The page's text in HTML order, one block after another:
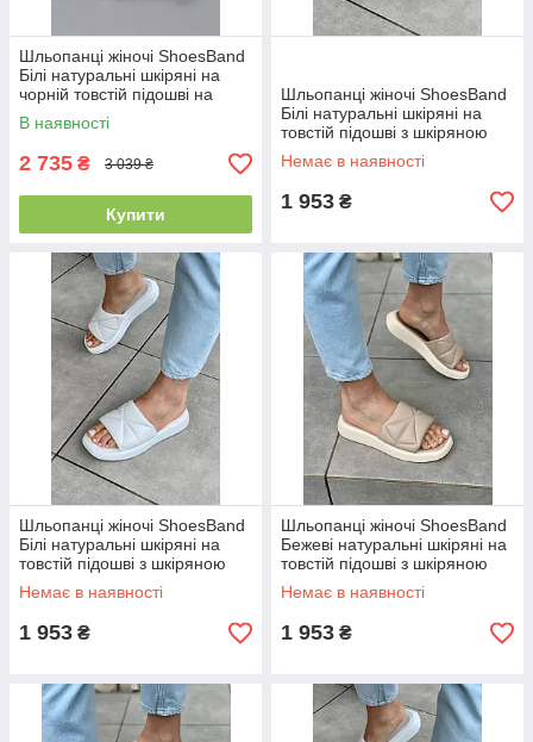
Шльопанці жіночі ShoesBand
Білі натуральні шкіряні на
чорній товстій підошві на
широку ногу 36 (22,5 см)
(66061-1)
В наявності
2 735 ₴ 3 039 ₴
Купити
Шльопанці жіночі ShoesBand
Білі натуральні шкіряні на
товстій підошві з шкіряною
устілкою 38 (24,5 см)
(S87101)
Немає в наявності
1 953 ₴
Шльопанці жіночі ShoesBand
Білі натуральні шкіряні на
товстій підошві з шкіряною
устілкою 41 (27 см) (S87101)
Немає в наявності
1 953 ₴
Шльопанці жіночі ShoesBand
Бежеві натуральні шкіряні на
товстій підошві з шкіряною
устілкою 37 (24 см) (S87101-
1)
Немає в наявності
1 953 ₴